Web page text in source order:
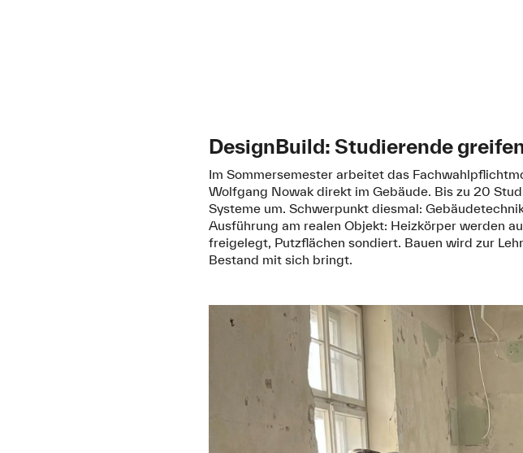
DesignBuild: Studierende
Im Sommersemester arbeitet das
Wolfgang Nowak direkt im Gebäude. Bis zu 20
Systeme um. Schwerpunkt diesmal:
Ausführung am realen Objekt: Heizkörper werden
freigelegt, Putzflächen sondiert. Bauen wird zur
Bestand mit sich bringt.